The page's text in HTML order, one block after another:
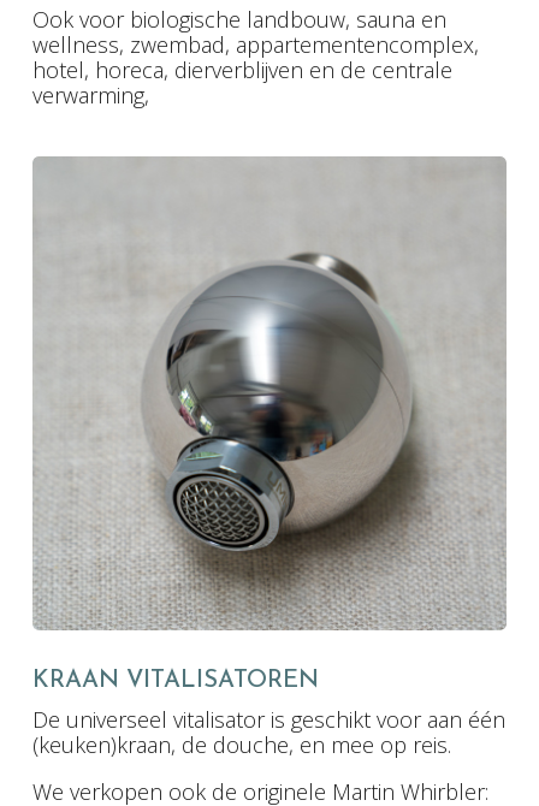
Ook voor biologische landbouw, sauna en
wellness, zwembad, appartementencomplex,
hotel, horeca, dierverblijven en de centrale
verwarming,
KRAAN VITALISATOREN
De universeel vitalisator is geschikt voor aan één
(keuken)kraan, de douche, en mee op reis.
We verkopen ook de originele Martin Whirbler: